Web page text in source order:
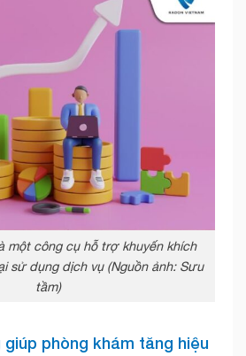
một công cụ hỗ trợ khuyến khích
sử dụng dịch vụ (Nguồn ảnh: Sưu
tầm)
phòng khám tăng hiệu